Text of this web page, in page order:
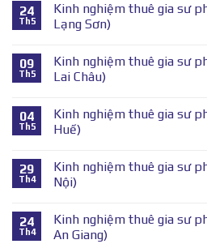
24
Th5
Kinh nghiệm thuê gia sư
Lạng Sơn)
09
Th5
Kinh nghiệm thuê gia sư
Lai Châu)
04
Th5
Kinh nghiệm thuê gia sư
Huế)
29
Th4
Kinh nghiệm thuê gia sư
Nội)
24
Th4
Kinh nghiệm thuê gia sư
An Giang)